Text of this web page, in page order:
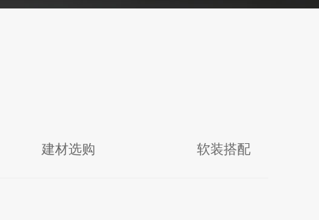
建材选购 软装搭配